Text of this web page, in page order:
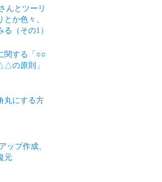
んとツーリ
か色々、
（その1）
関する「○○
の原則」
丸にする方
ップ作成、
元